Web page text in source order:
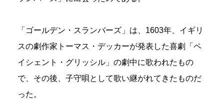
「ゴールデン・スランバーズ」は、1603年、イギリ
スの劇作家トーマス・デッカーが発表した喜劇「ペ
イシェント・グリッシル」の劇中に歌われたもの
で、その後、子守唄として歌い継がれてきたものだ
った。